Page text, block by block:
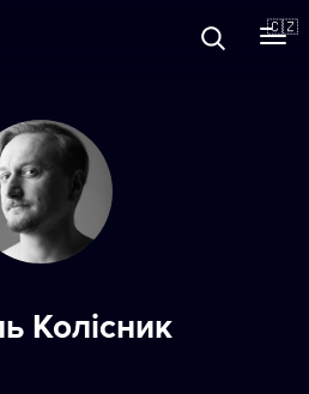
🇨🇿
Колісник